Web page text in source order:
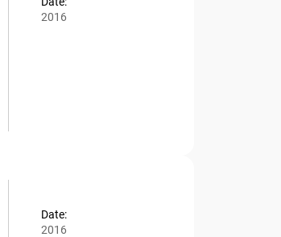
2016
Date:
2016